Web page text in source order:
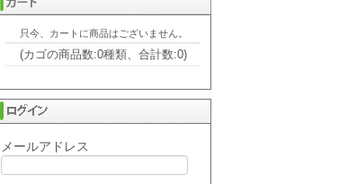
只今、カートに商品はございません。
(カゴの商品数:0種類、合計数:0)
メールアドレス